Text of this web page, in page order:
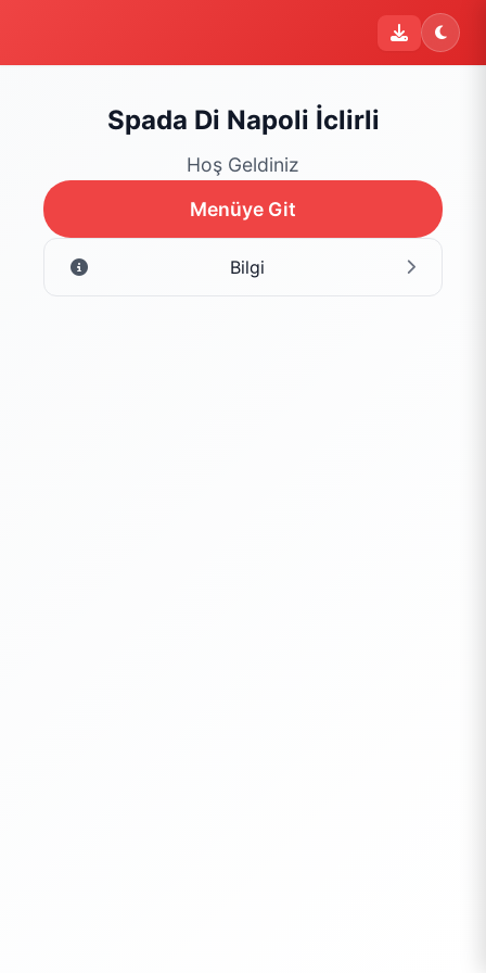
Spada Di Napoli İclirli
Hoş Geldiniz
Menüye Git
Bilgi